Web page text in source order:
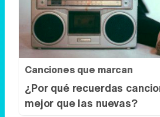
Canciones que marcan
¿Por qué recuerdas
mejor que las nuevas?